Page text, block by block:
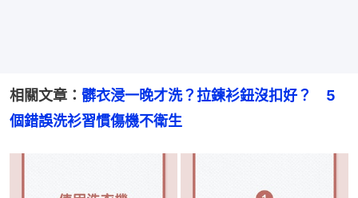
相關文章： 髒衣浸一晚才洗？拉鍊衫鈕沒扣好？　5
個錯誤洗衫習慣傷機不衛生